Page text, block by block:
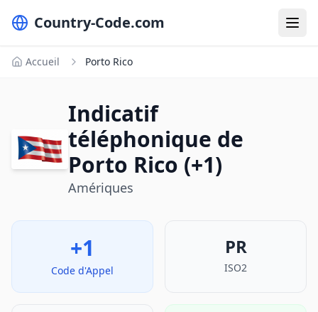
Country-Code.com
Accueil Porto Rico
Indicatif
téléphonique de
Porto Rico (+1)
Amériques
+1
Code d'Appel
PR
ISO2